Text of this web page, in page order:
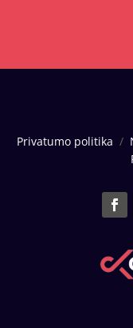
Privatumo politika /